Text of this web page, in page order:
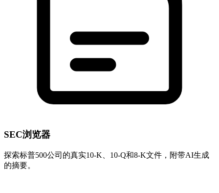
SEC浏览器
探索标普500公司的真实10-K、10-Q和8-K文件，附带AI生成
的摘要。